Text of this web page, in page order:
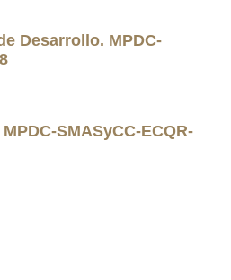
Desarrollo. MPDC-
SMASyCC-ECQR-